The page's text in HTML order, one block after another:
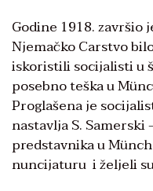
Godine 1918. završio
Njemačko Carstvo
iskoristili socijalisti u
posebno teška u
Proglašena je
nastavlja S.
predstavnika u
nuncijaturu i željeli